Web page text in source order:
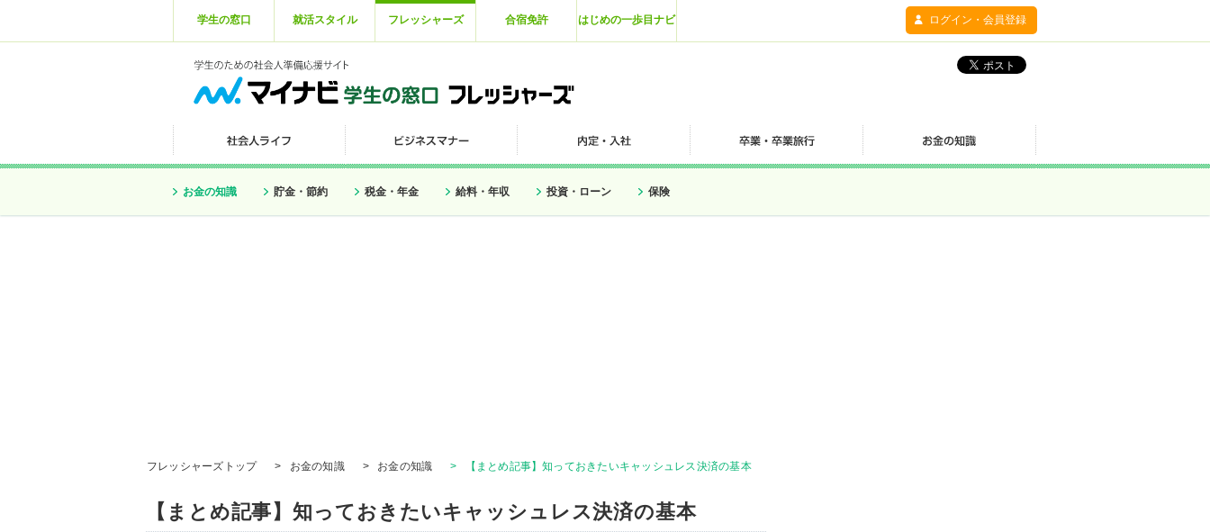
学生の窓口 就活スタイル フレッシャーズ 合宿免許 はじめの一歩目ナビ ログイン・会員登録
お金の知識 貯金・節約 税金・年金 給料・年収 投資・ローン 保険
フレッシャーズトップ > お金の知識 > お金の知識 > 【まとめ記事】知っておきたいキャッシュレス決済の基本
【まとめ記事】知っておきたいキャッシュレス決済の基本